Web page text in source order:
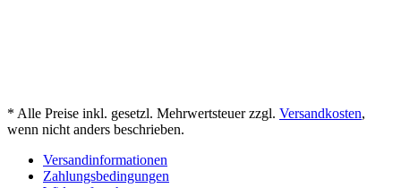
* Alle Preise inkl. gesetzl. Mehrwertsteuer zzgl. Versandkosten,
wenn nicht anders beschrieben.
Versandinformationen
Zahlungsbedingungen